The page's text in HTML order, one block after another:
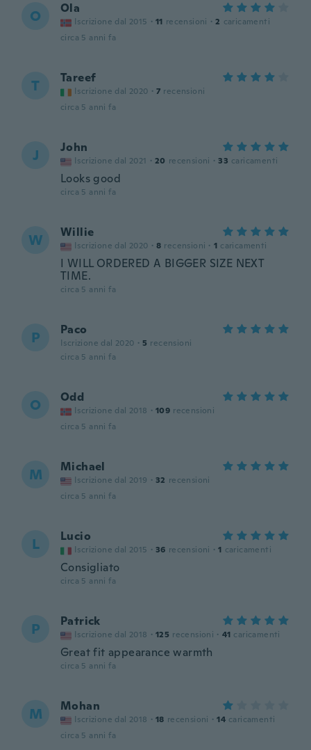
O Ola
Iscrizione dal 2015 · 11 recensioni · 2 caricamenti
circa 5 anni fa
T Tareef
Iscrizione dal 2020 · 7 recensioni
circa 5 anni fa
J John
Iscrizione dal 2021 · 20 recensioni · 33 caricamenti
Looks good
circa 5 anni fa
W Willie
Iscrizione dal 2020 · 8 recensioni · 1 caricamenti
I WILL ORDERED A BIGGER SIZE NEXT
TIME.
circa 5 anni fa
P Paco
Iscrizione dal 2020 · 5 recensioni
circa 5 anni fa
O Odd
Iscrizione dal 2018 · 109 recensioni
circa 5 anni fa
M Michael
Iscrizione dal 2019 · 32 recensioni
circa 5 anni fa
L Lucio
Iscrizione dal 2015 · 36 recensioni · 1 caricamenti
Consigliato
circa 5 anni fa
P Patrick
Iscrizione dal 2018 · 125 recensioni · 41 caricamenti
Great fit appearance warmth
circa 5 anni fa
M Mohan
Iscrizione dal 2018 · 18 recensioni · 14 caricamenti
circa 5 anni fa